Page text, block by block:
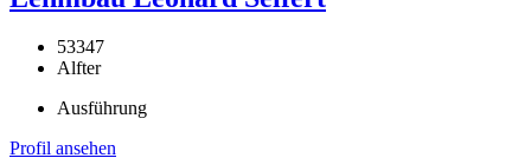
53347
Alfter
Ausführung
Profil ansehen